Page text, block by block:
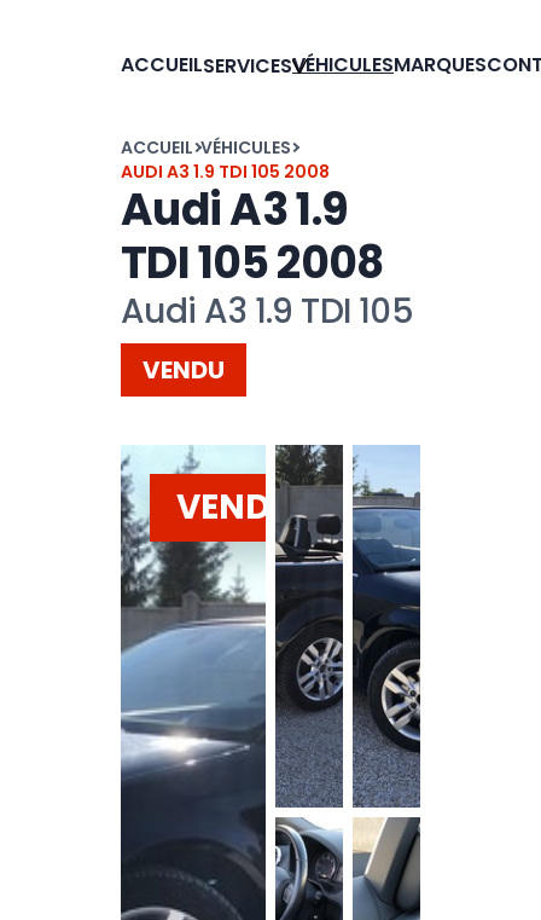
ACCUEILSERVICESVÉHICULESMARQUES
ACCUEIL VÉHICULES
AUDI A3 1.9 TDI 105 2008
Audi A3 1.9
TDI 105 2008
Audi A3 1.9 TDI 105
VENDU
VENDU